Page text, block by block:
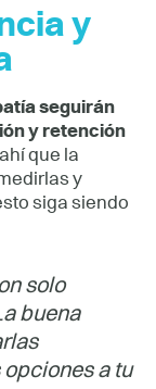
y
seguirán
y retención
que la
y
siga siendo
solo
buena
a tu